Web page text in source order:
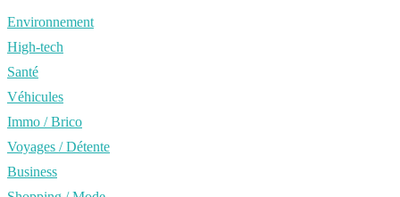
Environnement
High-tech
Santé
Véhicules
Immo / Brico
Voyages / Détente
Business